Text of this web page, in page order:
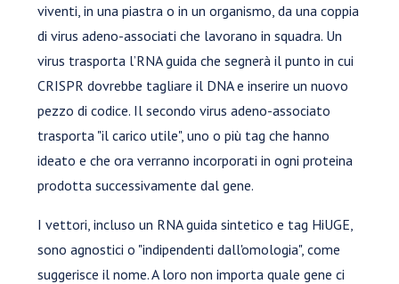
viventi, in una piastra o in un organismo, da una coppia
di virus adeno-associati che lavorano in squadra. Un
virus trasporta l’RNA guida che segnerà il punto in cui
CRISPR dovrebbe tagliare il DNA e inserire un nuovo
pezzo di codice. Il secondo virus adeno-associato
trasporta "il carico utile", uno o più tag che hanno
ideato e che ora verranno incorporati in ogni proteina
prodotta successivamente dal gene.
I vettori, incluso un RNA guida sintetico e tag HiUGE,
sono agnostici o "indipendenti dall'omologia", come
suggerisce il nome. A loro non importa quale gene ci